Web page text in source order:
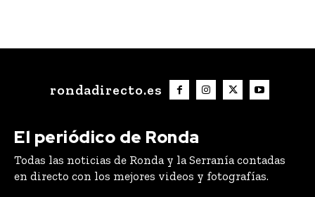
rondadirecto.es
El periódico de Ronda
Todas las noticias de Ronda y la Serranía contadas
en directo con los mejores videos y fotografías.